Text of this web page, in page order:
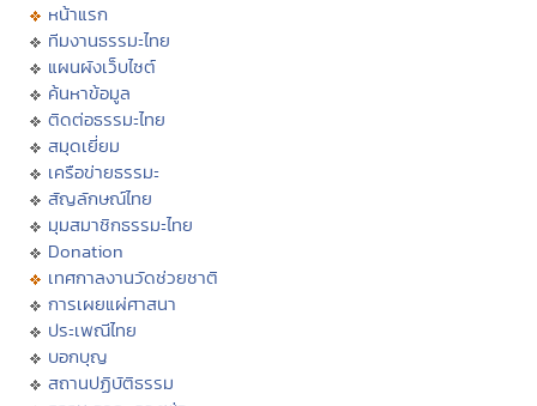
หน้าแรก
ทีมงานธรรมะไทย
แผนผังเว็บไซต์
ค้นหาข้อมูล
ติดต่อธรรมะไทย
สมุดเยี่ยม
เครือข่ายธรรมะ
สัญลักษณ์ไทย
มุมสมาชิกธรรมะไทย
Donation
เทศกาลงานวัดช่วยชาติ
การเผยแผ่ศาสนา
ประเพณีไทย
บอกบุญ
สถานปฏิบัติธรรม